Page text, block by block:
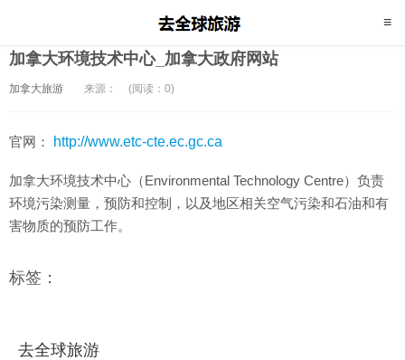
加拿大环境技术中心_加拿大政府网站
加拿大旅游 来源： (阅读：0)
官网： http://www.etc-cte.ec.gc.ca
加拿大环境技术中心（Environmental Technology Centre）负责
环境污染测量，预防和控制，以及地区相关空气污染和石油和有
害物质的预防工作。
标签：
去全球旅游